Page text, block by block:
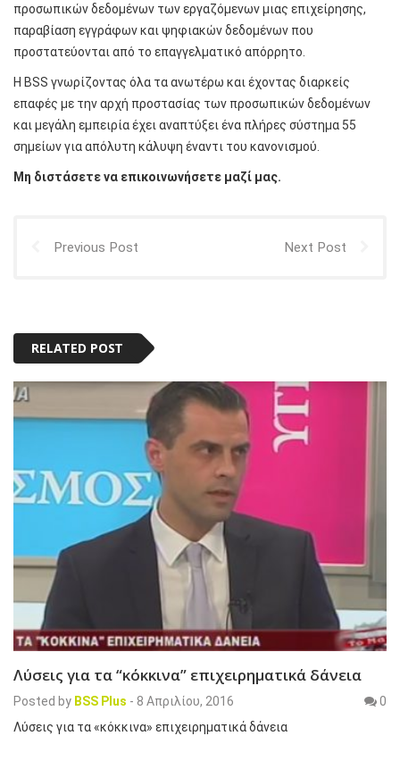
προσωπικών δεδομένων των εργαζόμενων μιας επιχείρησης,
παραβίαση εγγράφων και ψηφιακών δεδομένων που
προστατεύονται από το επαγγελματικό απόρρητο.
H BSS γνωρίζοντας όλα τα ανωτέρω και έχοντας διαρκείς
επαφές με την αρχή προστασίας των προσωπικών δεδομένων
και μεγάλη εμπειρία έχει αναπτύξει ένα πλήρες σύστημα 55
σημείων για απόλυτη κάλυψη έναντι του κανονισμού.
Μη διστάσετε να επικοινωνήσετε μαζί μας.
Previous Post Next Post
RELATED POST
Λύσεις για τα “κόκκινα” επιχειρηματικά δάνεια
Posted by BSS Plus - 8 Απριλίου, 2016
0
Λύσεις για τα «κόκκινα» επιχειρηματικά δάνεια